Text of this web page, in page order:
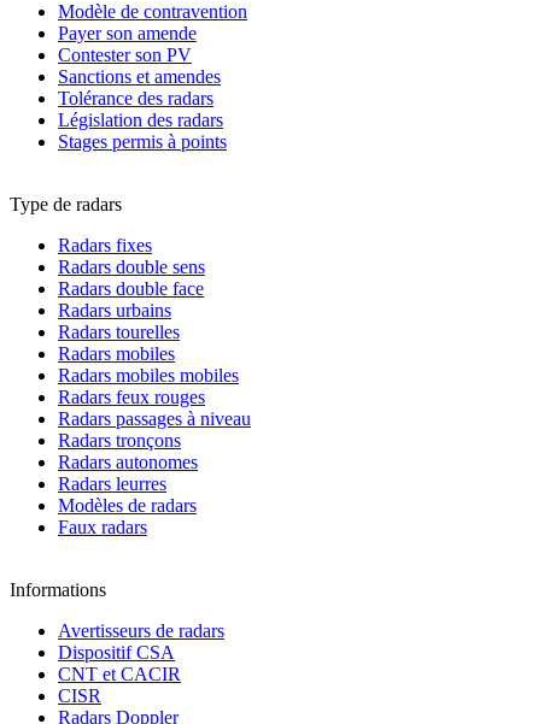
Modèle de contravention
Payer son amende
Contester son PV
Sanctions et amendes
Tolérance des radars
Législation des radars
Stages permis à points
Type de radars
Radars fixes
Radars double sens
Radars double face
Radars urbains
Radars tourelles
Radars mobiles
Radars mobiles mobiles
Radars feux rouges
Radars passages à niveau
Radars tronçons
Radars autonomes
Radars leurres
Modèles de radars
Faux radars
Informations
Avertisseurs de radars
Dispositif CSA
CNT et CACIR
CISR
Radars Doppler